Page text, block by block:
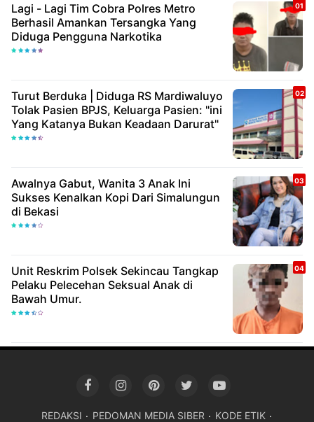
Lagi - Lagi Tim Cobra Polres Metro
Berhasil Amankan Tersangka Yang
Diduga Pengguna Narkotika
Turut Berduka | Diduga RS Mardiwaluyo
Tolak Pasien BPJS, Keluarga Pasien: "ini
Yang Katanya Bukan Keadaan Darurat"
Awalnya Gabut, Wanita 3 Anak Ini
Sukses Kenalkan Kopi Dari Simalungun
di Bekasi
Unit Reskrim Polsek Sekincau Tangkap
Pelaku Pelecehan Seksual Anak di
Bawah Umur.
REDAKSI PEDOMAN MEDIA SIBER KODE ETIK